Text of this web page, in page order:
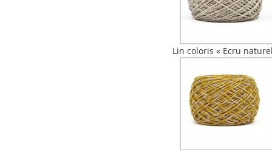
Lin coloris « Ecru